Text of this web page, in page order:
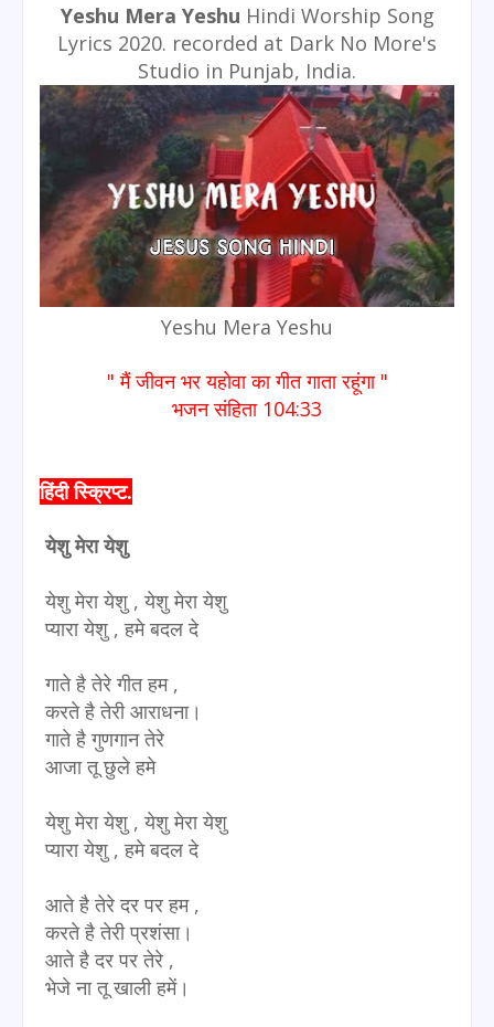
Yeshu Mera Yeshu Hindi Worship Song
Lyrics 2020. recorded at Dark No More's
Studio in Punjab, India.
Yeshu Mera Yeshu
" मैं जीवन भर यहोवा का गीत गाता रहूंगा "
भजन संहिता 104:33
हिंदी स्क्रिप्ट.
येशु मेरा येशु
येशु मेरा येशु , येशु मेरा येशु
प्यारा येशु , हमे बदल दे
गाते है तेरे गीत हम ,
करते है तेरी आराधना।
गाते है गुणगान तेरे
आजा तू छुले हमे
येशु मेरा येशु , येशु मेरा येशु
प्यारा येशु , हमे बदल दे
आते है तेरे दर पर हम ,
करते है तेरी प्रशंसा।
आते है दर पर तेरे ,
भेजे ना तू खाली हमें।